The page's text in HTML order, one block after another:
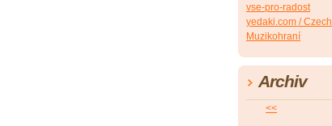
vse-pro-radost
yedaki.com /
Muzikohraní
Archiv
<<